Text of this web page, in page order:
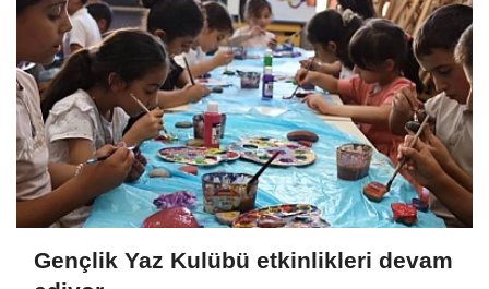
Gençlik Yaz Kulübü etkinlikleri devam